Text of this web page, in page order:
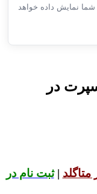
شما نمایش داده خواهد
در
متاگلد |ثبت نام در